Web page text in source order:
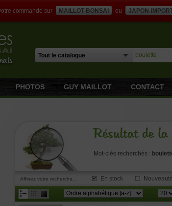
commande sur MAILLOT-BONSAI ou JAPON-
PHOTOS GUY MAILLOT CONTACT
Résultat de la
Mot-clés recherchés :
Affinez votre recherche... En stock